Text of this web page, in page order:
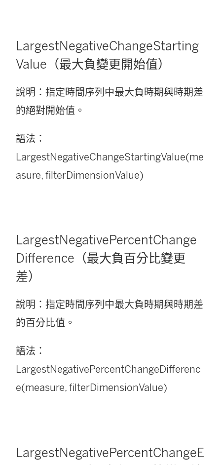
LargestNegativeChangeStarting
Value（最大負變更開始值）
說明：指定時間序列中最大負時期與時期差
的絕對開始值。
語法：
LargestNegativeChangeStartingValue(me
asure, filterDimensionValue)
LargestNegativePercentChange
Difference（最大負百分比變更
差）
說明：指定時間序列中最大負時期與時期差
的百分比值。
語法：
LargestNegativePercentChangeDifferenc
e(measure, filterDimensionValue)
LargestNegativePercentChangeE